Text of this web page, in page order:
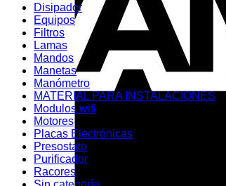
Disipador
Equipos
Filtros
Lamas
Mandos
Manetas
Manómetro
MATERIAL PARA INSTALACIONES
Modulos wifi
Motores
Placas Electrónicas
Presostato
Purificador
Racores